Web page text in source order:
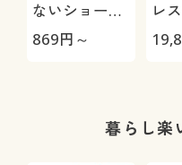
ないショーツ
(デイリーヒッ
タンダード)
869円～
レ
リ
暮らし